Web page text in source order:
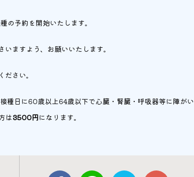
の予約を開始いたします。
ますよう、お願いいたします。
さい。
種日に60歳以上64歳以下で心臓・腎臓・呼吸器等に障がい
は3500円になります。